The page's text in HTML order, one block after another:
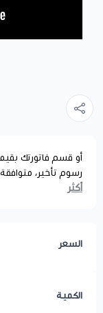
أو قسم فاتورتك
رسوم تأخير،
أكثر
السعر
الكمية